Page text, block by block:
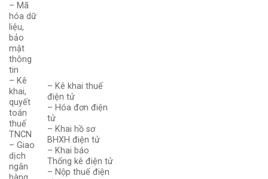
– Mã
hóa dữ
liệu,
bảo
mật
thông
tin
– Kê
khai,
quyết
toán
thuế
TNCN
– Giao
dịch
ngân
– Kê khai thuế
điện tử
– Hóa đơn điện
tử
– Khai hồ sơ
BHXH điện tử
– Khai báo
Thống kê điện tử
– Nộp thuế điện